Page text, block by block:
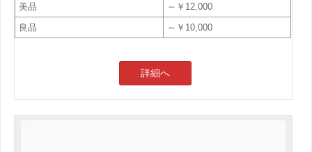
美品
～￥12,000
良品
～￥10,000
詳細へ